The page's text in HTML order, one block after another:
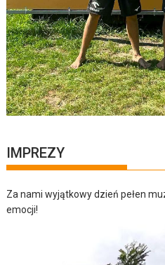
IMPREZY
Za nami wyjątkowy dzień pełen
emocji!